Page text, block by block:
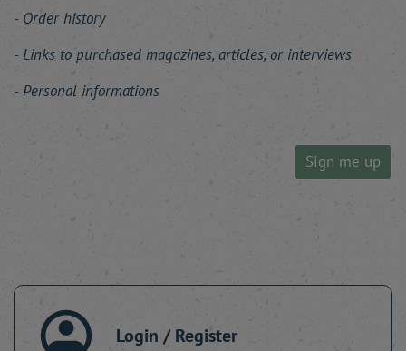
Order history
Links to purchased magazines, articles, or interviews
Personal informations
Sign me up
Login / Register